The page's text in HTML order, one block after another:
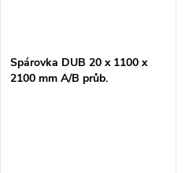
Spárovka DUB 20 x 1100 x
2100 mm A/B průb.